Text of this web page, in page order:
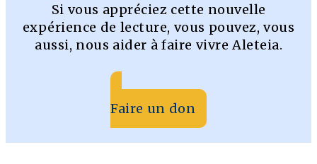
Si vous appréciez cette nouvelle
expérience de lecture, vous pouvez, vous
aussi, nous aider à faire vivre Aleteia.
Faire un don